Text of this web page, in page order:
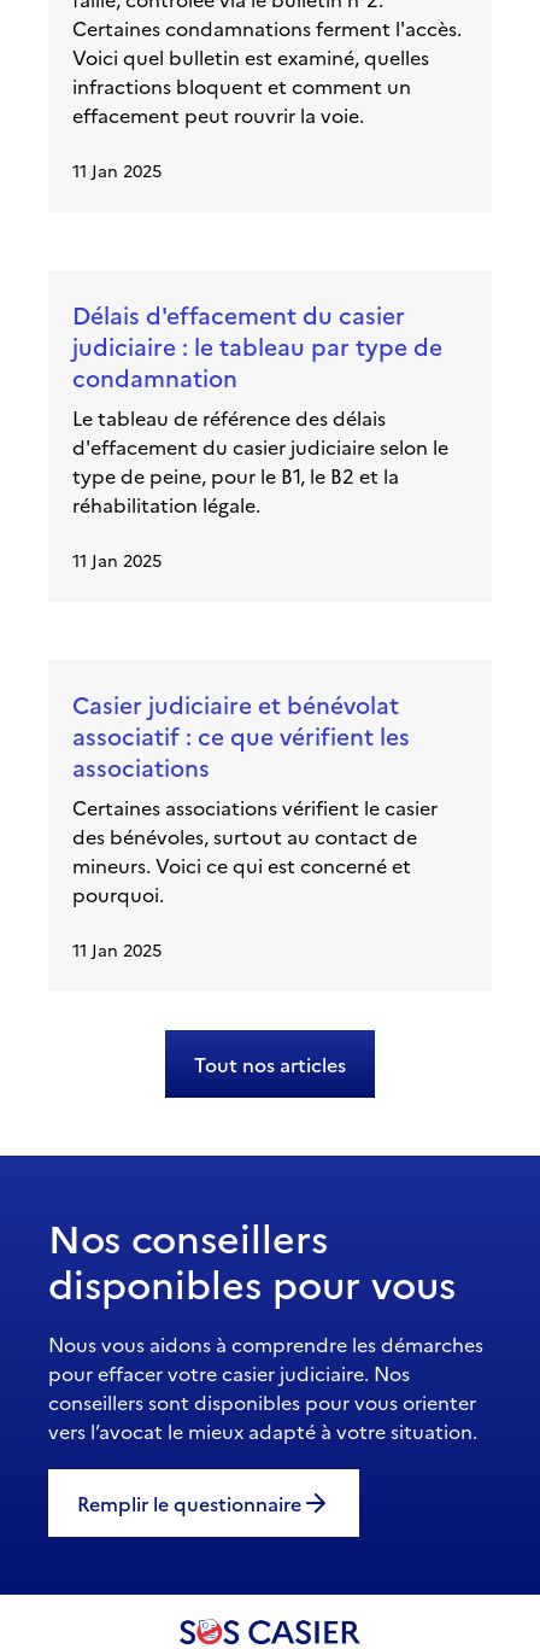
Certaines condamnations ferment l'accès.
Voici quel bulletin est examiné, quelles
infractions bloquent et comment un
effacement peut rouvrir la voie.
11 Jan 2025
Délais d'effacement du casier
judiciaire : le tableau par type de
condamnation
Le tableau de référence des délais
d'effacement du casier judiciaire selon le
type de peine, pour le B1, le B2 et la
réhabilitation légale.
11 Jan 2025
Casier judiciaire et bénévolat
associatif : ce que vérifient les
associations
Certaines associations vérifient le casier
des bénévoles, surtout au contact de
mineurs. Voici ce qui est concerné et
pourquoi.
11 Jan 2025
Tout nos articles
Nos conseillers
disponibles pour vous
Nous vous aidons à comprendre les démarches
pour effacer votre casier judiciaire. Nos
conseillers sont disponibles pour vous orienter
vers l’avocat le mieux adapté à votre situation.
Remplir le questionnaire